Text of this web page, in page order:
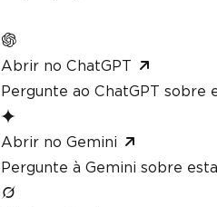
Abrir no ChatGPT
Pergunte ao ChatGPT sobre
Abrir no Gemini
Pergunte à Gemini sobre